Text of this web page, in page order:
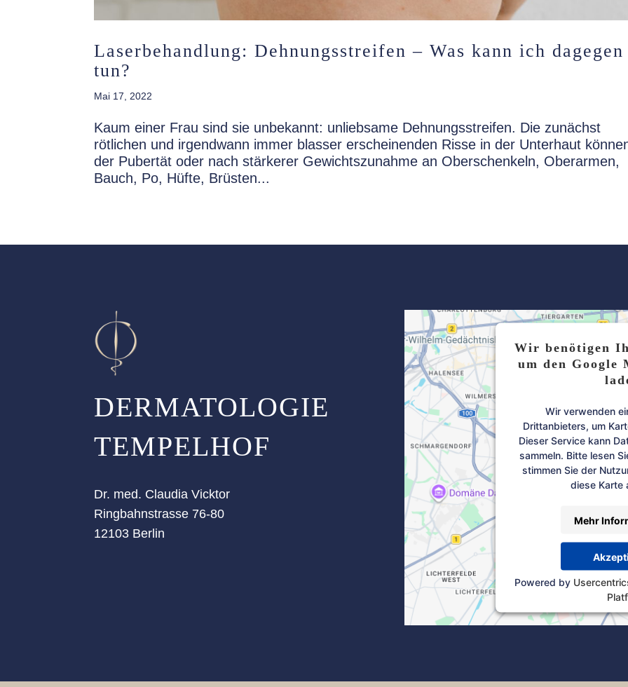
Laserbehandlung: Dehnungsstreifen – Was kann ich dagegen
tun?
Mai 17, 2022
Kaum einer Frau sind sie unbekannt: unliebsame Dehnungsstreifen. Die zunächst
rötlichen und irgendwann immer blasser erscheinenden Risse in der Unterhaut
der Pubertät oder nach stärkerer Gewichtszunahme an Oberschenkeln, Oberarmen,
Bauch, Po, Hüfte, Brüsten...
DERMATOLOGIE
TEMPELHOF
Dr. med. Claudia Vicktor
Ringbahnstrasse 76-80
12103 Berlin
Wir benötigen
um den Google
Wir verwenden
Drittanbieters, um
Dieser Service kann
sammeln. Bitte lesen
stimmen Sie der
diese Karte
Mehr
Powered by